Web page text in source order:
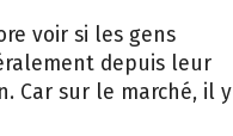
voir si les gens
depuis leur
Car sur le marché, il y